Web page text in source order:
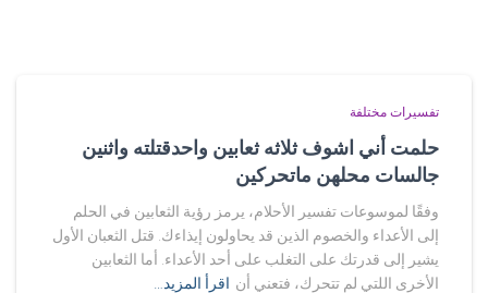
تفسيرات مختلفة
حلمت أني اشوف ثلاثه ثعابين واحدقتلته واثنين
جالسات محلهن ماتحركين
وفقًا لموسوعات تفسير الأحلام، يرمز رؤية الثعابين في الحلم
إلى الأعداء والخصوم الذين قد يحاولون إيذاءك. قتل الثعبان الأول
يشير إلى قدرتك على التغلب على أحد الأعداء. أما الثعابين
الأخرى اللتي لم تتحرك، فتعني أن اقرأ المزيد…